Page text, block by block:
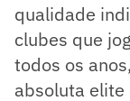
qualidade
clubes que
todos os
absoluta elite